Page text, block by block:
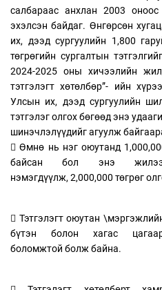
салбараас анхлан 2003 оноос
эхэлсэн байдаг. Өнгөрсөн
их, дээд сургуулийн 1,800
төгрөгийн сургалтын
2024-2025 оны хичээлийн
тэтгэлэгт хөтөлбөр”- ийн
Улсын их, дээд сургуулийн
тэтгэлэг олгох бөгөөд энэ
шинэчлэлүүдийг агуулж
 Өмнө нь нэг оюутанд
байсан бол энэ
нэмэгдүүлж, 2,000,000 төгрөг
 Тэтгэлэгт оюутан
бүтэн болон хагас
боломжтой болж байна.